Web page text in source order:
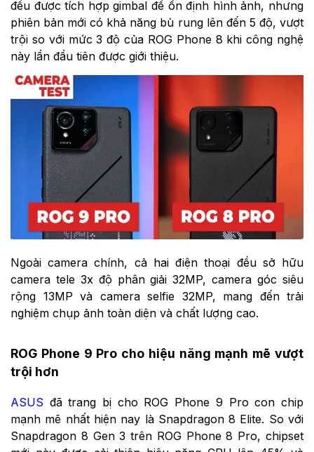
đều được tích hợp gimbal để ổn định hình ảnh, nhưng
phiên bản mới có khả năng bù rung lên đến 5 độ, vượt
trội so với mức 3 độ của ROG Phone 8 khi công nghệ
này lần đầu tiên được giới thiệu.
Ngoài camera chính, cả hai điện thoại đều sở hữu
camera tele 3x độ phân giải 32MP, camera góc siêu
rộng 13MP và camera selfie 32MP, mang đến trải
nghiệm chụp ảnh toàn diện và chất lượng cao.
ROG Phone 9 Pro cho hiệu năng mạnh mẽ vượt
trội hơn
ASUS đã trang bị cho ROG Phone 9 Pro con chip
mạnh mẽ nhất hiện nay là Snapdragon 8 Elite. So với
Snapdragon 8 Gen 3 trên ROG Phone 8 Pro, chipset